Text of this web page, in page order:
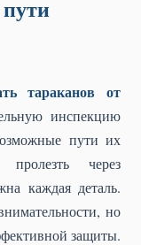
тараканов от
инспекцию
пути их
через
каждая деталь.
но
защиты.